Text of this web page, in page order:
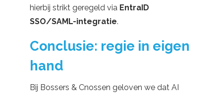
hierbij strikt geregeld via EntraID
SSO/SAML-integratie.
Conclusie: regie in eigen
hand
Bij Bossers & Cnossen geloven we dat AI